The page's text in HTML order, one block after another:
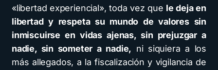
«libertad experiencial», toda vez que le deja en
libertad y respeta su mundo de valores sin
inmiscuirse en vidas ajenas, sin prejuzgar a
nadie, sin someter a nadie, ni siquiera a los
más allegados, a la fiscalización y vigilancia de